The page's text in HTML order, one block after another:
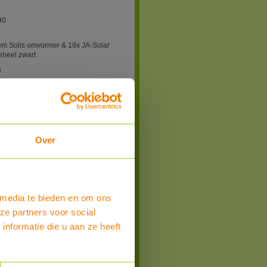
Over
te bieden en om ons
partners voor social
die u aan ze heeft
Solis omvormer & 19x JA-Solar
zwart
/ zakelijk / Belgie